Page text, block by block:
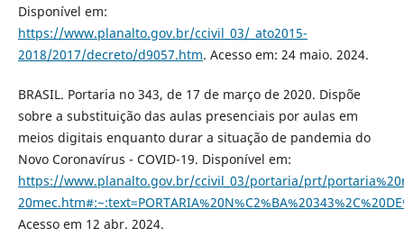
Disponível em:
https://www.planalto.gov.br/ccivil_03/_ato2015-
2018/2017/decreto/d9057.htm. Acesso em: 24 maio. 2024.
BRASIL. Portaria no 343, de 17 de março de 2020. Dispõe
sobre a substituição das aulas presenciais por aulas em
meios digitais enquanto durar a situação de pandemia do
Novo Coronavírus - COVID-19. Disponível em:
https://www.planalto.gov.br/ccivil_03/portaria/prt/
Acesso em 12 abr. 2024.